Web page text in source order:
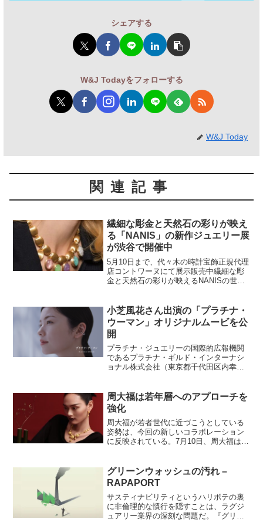
シェアする
W&J Todayをフォローする
W&J Today
関連記事
繊細な彫金と天然石の彩りが映え
る「NANIS」の新作ジュエリー展
が渋谷で開催中
5月10日まで、代々木の時計宝飾正規代理
店コントワーヌにて展示販売中繊細な彫
金と天然石の彩りが映えるNANISの世界
り添う上質ジュエリーが揃い、実際に手
に取りながらその...
小芝風花さん出演の「プラチナ・
ウーマン」オリジナルムービを公
開
プラチナ・ジュエリーの国際的広報機関
であるプラチナ・ギルド・インターナシ
ョナル株式会社（東京都千代田区内幸
ブランド 4 社と共同するプラチナ・ジュ
エリーブランド「プラチナ...
周大福は若年層へのアプローチを
強化
周大福が若者世代に近づこうとしている
姿勢は、今回の新しいコラボレーション
に反映されている。7月10日、周大福は飲
桃」というドリンクを正式発売した。こ
の発表の一週間前にはこ...
グリーンウォッシュの汚れ –
RAPAPORT
サスティナビリティというハリボテの裏
に非倫理的な慣行を隠すことは、ラグジ
ュアリー業界の深刻な問題だ。『グリー